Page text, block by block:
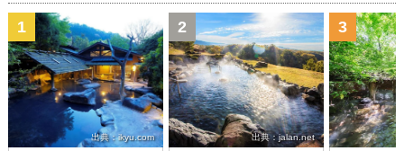
出典：ikyu.com
1
出典：jalan.net
2 3